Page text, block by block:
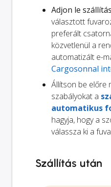
Adjon le
választott
preferált
közvetlenül a
automatizált e-
Cargosonnal
Állítson be előre
szabályokat a
automatikus
hagyja, hogy a
válassza ki a
Szállítás után